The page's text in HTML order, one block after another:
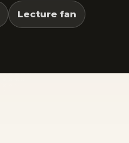
Lecture fan